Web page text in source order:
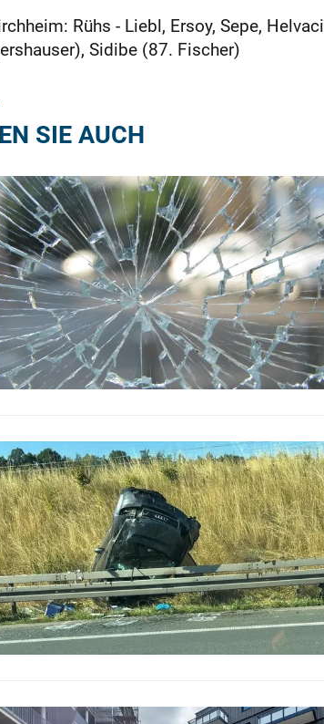
Rühs - Liebl, Ersoy, Sepe,
Sidibe (87. Fischer)
SIE AUCH